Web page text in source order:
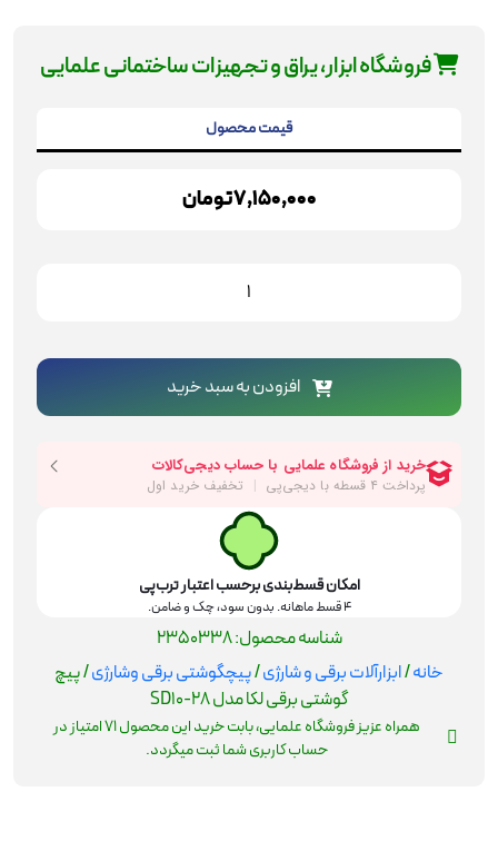
فروشگاه ابزار، یراق و تجهیزات ساختمانی علمایی
قیمت محصول
7,150,000تومان
مدل
SD10-
28
افزودن به سبد خرید
امکان قسط‌بندی برحسب اعتبار ترب‌پی
۴ قسط ماهانه. بدون سود، چک و ضامن.
شناسه محصول:2350338
خانه/ابزارآلات برقی و شارژی/پیچگوشتی برقی وشارژی/ پیچ
گوشتی برقی لکا مدل SD10-28
همراه عزیز فروشگاه علمایی، بابت خرید این محصول71امتیاز در
حساب کاربری شما ثبت میگردد.